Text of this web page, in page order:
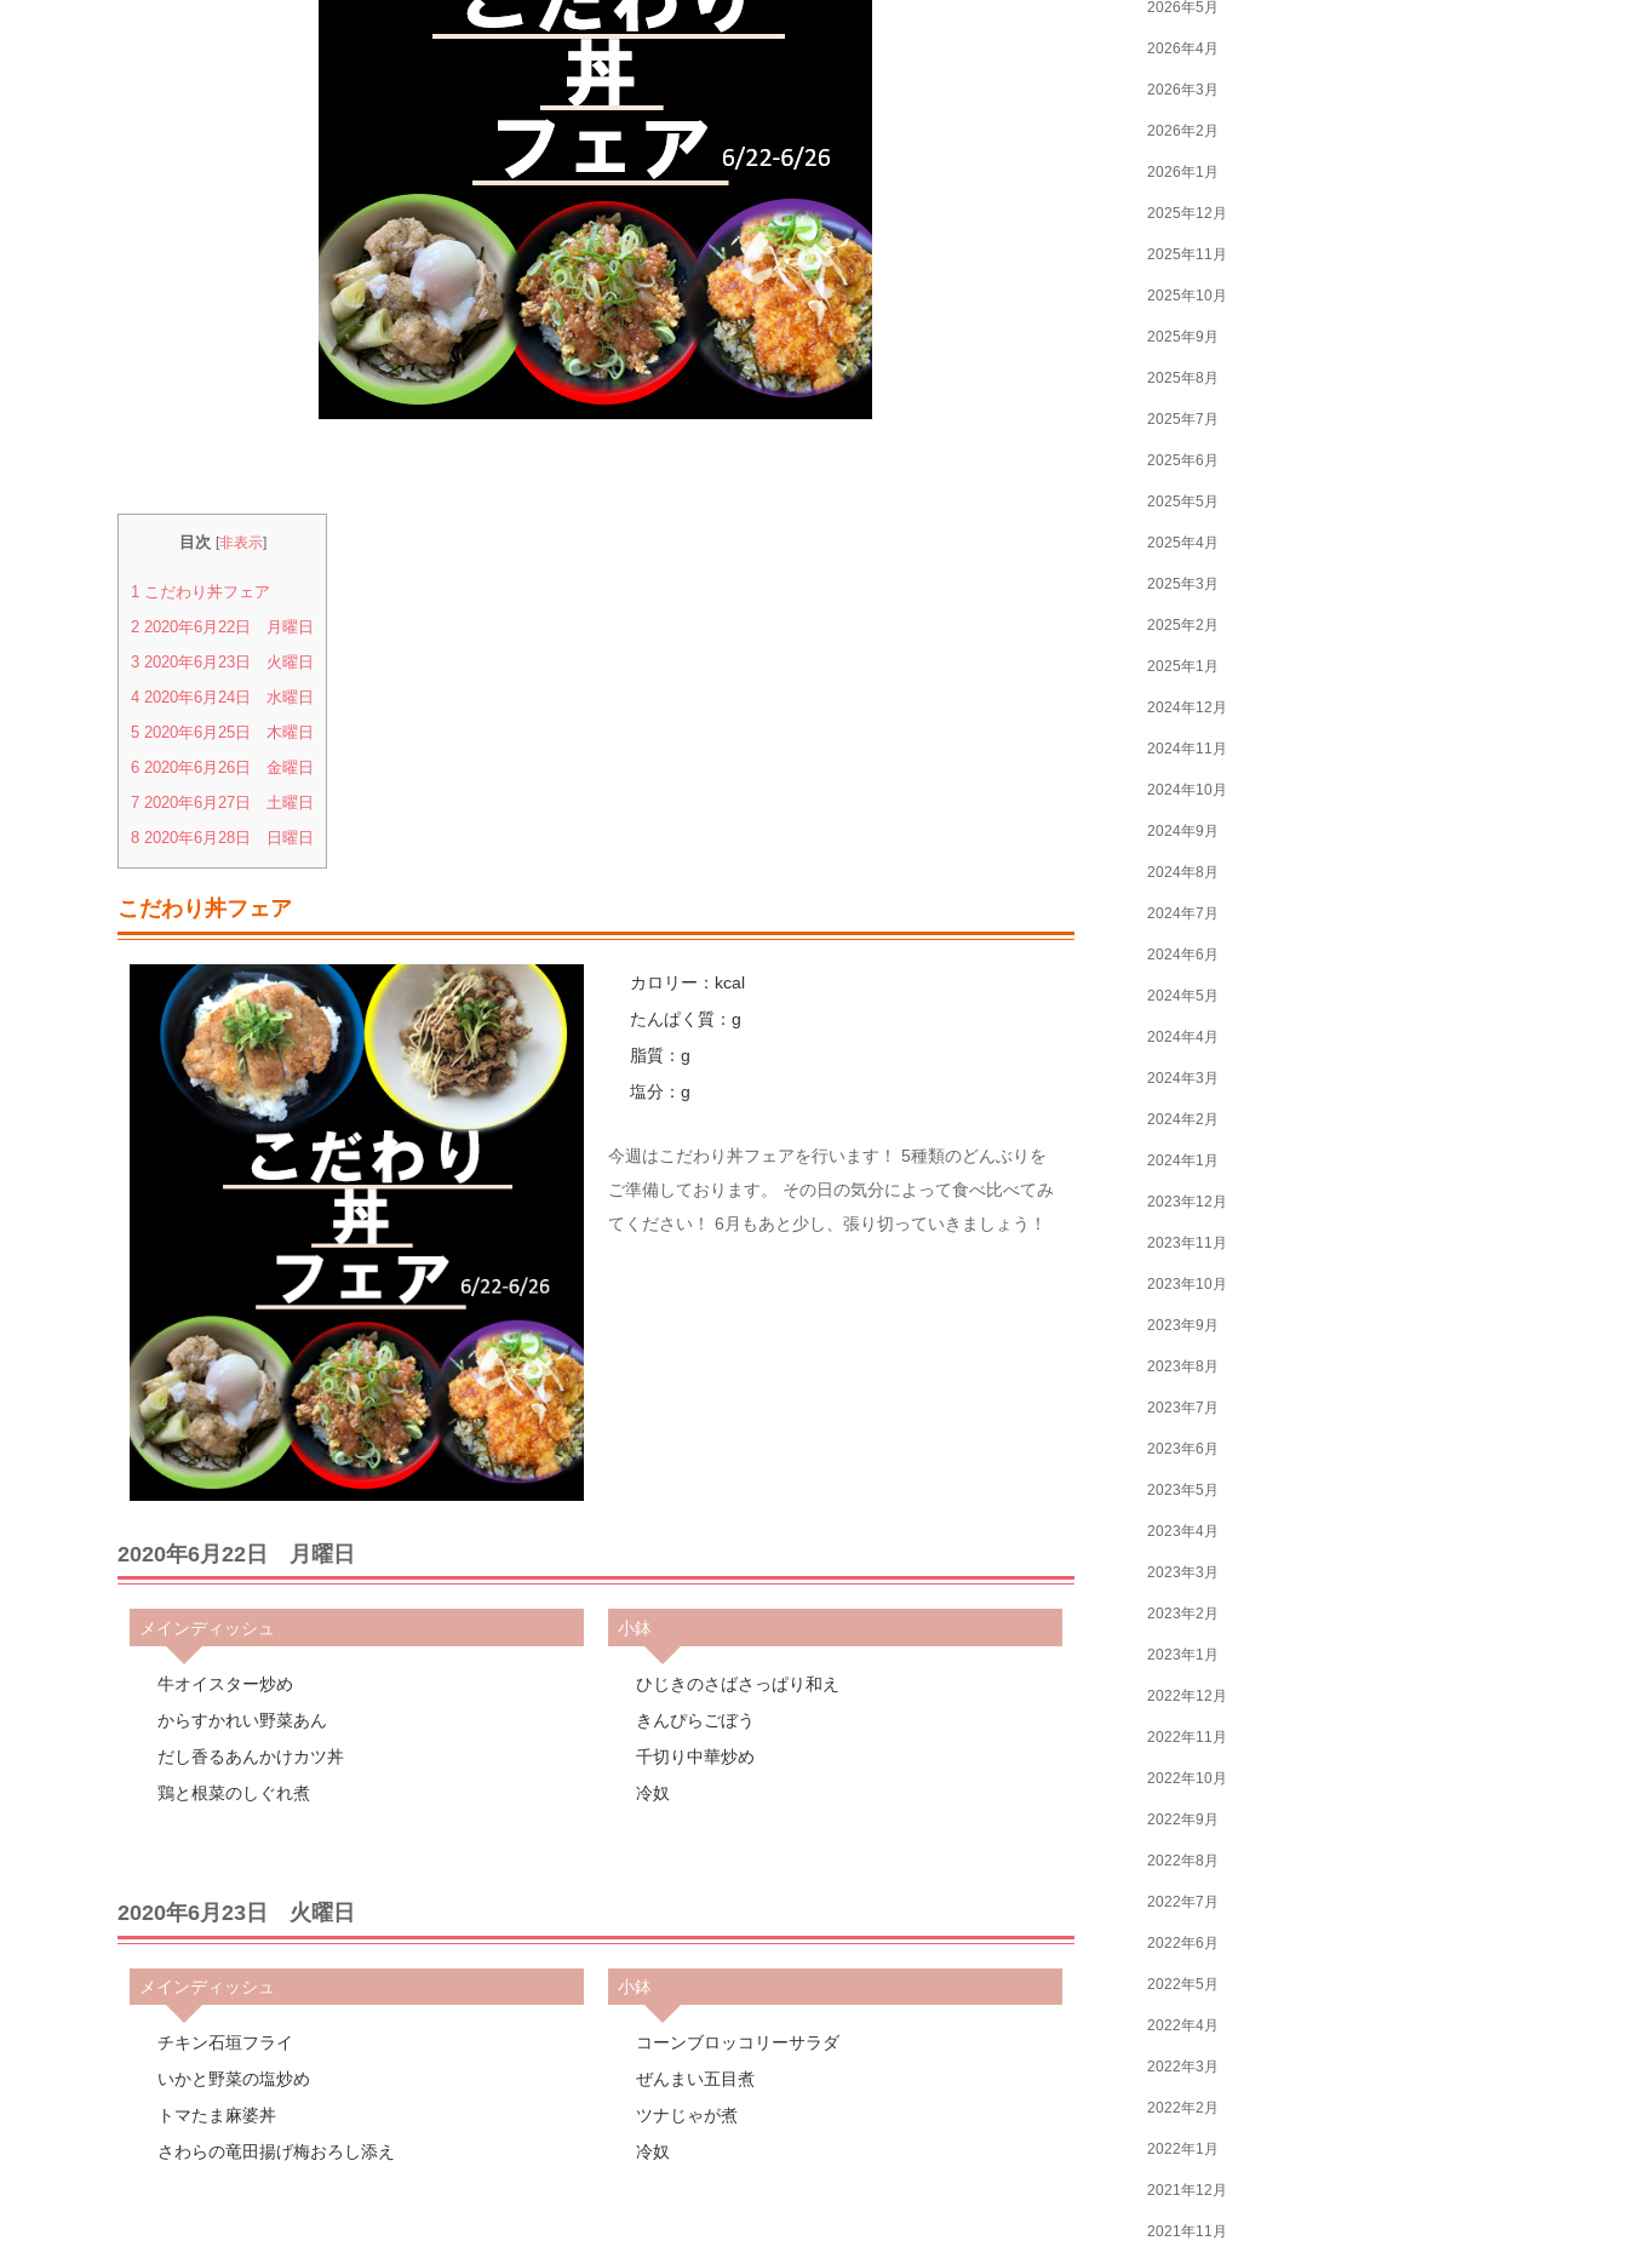
目次 [非表示]
1 こだわり丼フェア
2 2020年6月22日 月曜日
3 2020年6月23日 火曜日
4 2020年6月24日 水曜日
5 2020年6月25日 木曜日
6 2020年6月26日 金曜日
7 2020年6月27日 土曜日
8 2020年6月28日 日曜日
こだわり丼フェア
カロリー：kcal
たんぱく質：g
脂質：g
塩分：g
今週はこだわり丼フェアを行います！ 5種類のどんぶりを
ご準備しております。 その日の気分によって食べ比べてみ
てください！ 6月もあと少し、張り切っていきましょう！
2020年6月22日 月曜日
メインディッシュ
牛オイスター炒め
からすかれい野菜あん
だし香るあんかけカツ丼
鶏と根菜のしぐれ煮
小鉢
ひじきのさばさっぱり和え
きんぴらごぼう
千切り中華炒め
冷奴
2020年6月23日 火曜日
メインディッシュ
チキン石垣フライ
いかと野菜の塩炒め
トマたま麻婆丼
さわらの竜田揚げ梅おろし添え
小鉢
コーンブロッコリーサラダ
ぜんまい五目煮
ツナじゃが煮
冷奴
2026年5月
2026年4月
2026年3月
2026年2月
2026年1月
2025年12月
2025年11月
2025年10月
2025年9月
2025年8月
2025年7月
2025年6月
2025年5月
2025年4月
2025年3月
2025年2月
2025年1月
2024年12月
2024年11月
2024年10月
2024年9月
2024年8月
2024年7月
2024年6月
2024年5月
2024年4月
2024年3月
2024年2月
2024年1月
2023年12月
2023年11月
2023年10月
2023年9月
2023年8月
2023年7月
2023年6月
2023年5月
2023年4月
2023年3月
2023年2月
2023年1月
2022年12月
2022年11月
2022年10月
2022年9月
2022年8月
2022年7月
2022年6月
2022年5月
2022年4月
2022年3月
2022年2月
2022年1月
2021年12月
2021年11月